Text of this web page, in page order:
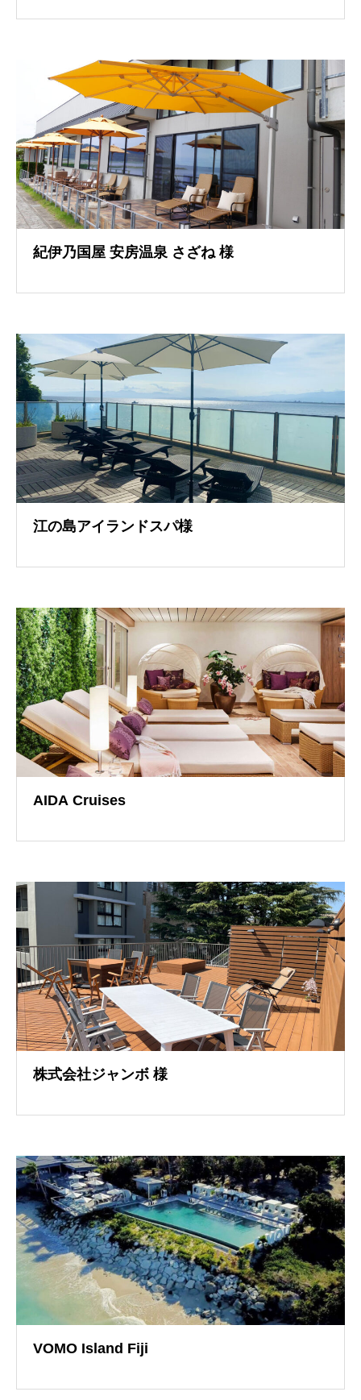
導入事例
紀伊乃国屋 安房温泉 さざね 様
江の島アイランドスパ様
導入事例
AIDA Cruises
導入事例
株式会社ジャンボ 様
導入事例
VOMO Island Fiji